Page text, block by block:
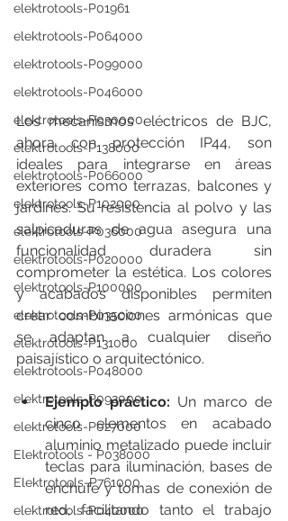
elektrotools-P01961
elektrotools-P064000
elektrotools-P099000
elektrotools-P046000
elektrotools-P030000
elektrotools-P138000
elektrotools-P066000
elektrotools-P102000
elektrotools-P036000
elektrotools-P020000
elektrotools-P100000
elektrotools-P035000
elektrotools-P131000
elektrotools-P048000
elektrotools-P092000
elektrotools-P027000
Elektrotools - P038000
Elektrotools-P761000
elektrotools-P040000
Los mecanismos eléctricos de BJC,
ahora con protección IP44, son
ideales para integrarse en áreas
exteriores como terrazas, balcones y
jardines. Su resistencia al polvo y las
salpicaduras de agua asegura una
funcionalidad duradera sin
comprometer la estética. Los colores
y acabados disponibles permiten
crear combinaciones armónicas que
se adaptan a cualquier diseño
paisajístico o arquitectónico.
Ejemplo práctico: Un marco de
cinco elementos en acabado
aluminio metalizado puede incluir
teclas para iluminación, bases de
enchufe y tomas de conexión de
red, facilitando tanto el trabajo